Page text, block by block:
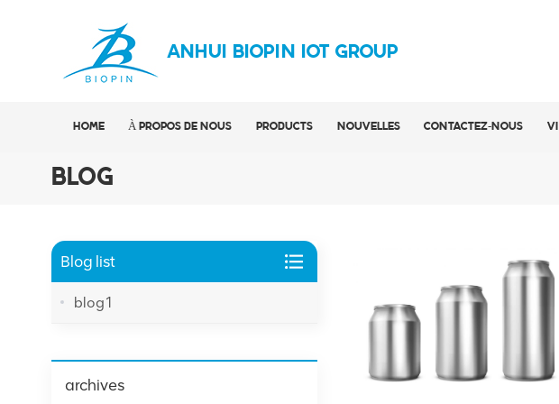
ANHUI BIOPIN IOT GROUP
HOME À PROPOS DE NOUS PRODUCTS NOUVELLES CONTACTEZ-NOUS
BLOG
Blog list
blog1
archives